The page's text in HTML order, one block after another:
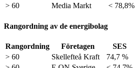
> 60
Media Markt < 78,8%
Rangordning av de energibolag
Rangordning Företagen
SES
> 60
Skellefteå Kraft
74,7 %